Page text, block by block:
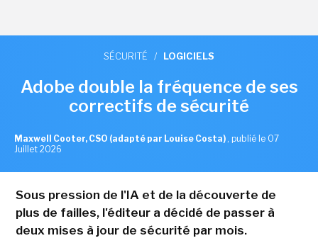
SÉCURITÉ / LOGICIELS
Adobe double la fréquence de ses
correctifs de sécurité
Maxwell Cooter, CSO (adapté par Louise Costa) , publié le 07
Juillet 2026
Sous pression de l'IA et de la découverte de
plus de failles, l'éditeur a décidé de passer à
deux mises à jour de sécurité par mois.